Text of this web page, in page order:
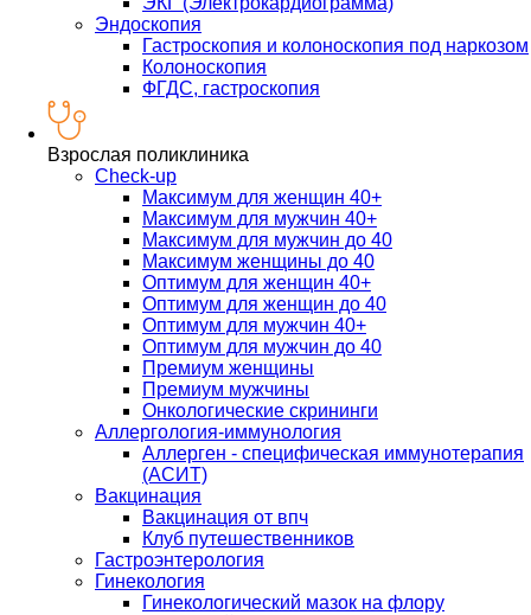
Эндоскопия
Гастроскопия и колоноскопия под наркозом
Колоноскопия
ФГДС, гастроскопия
Взрослая поликлиника
Check-up
Максимум для женщин 40+
Максимум для мужчин 40+
Максимум для мужчин до 40
Максимум женщины до 40
Оптимум для женщин 40+
Оптимум для женщин до 40
Оптимум для мужчин 40+
Оптимум для мужчин до 40
Премиум женщины
Премиум мужчины
Онкологические скрининги
Аллергология-иммунология
Аллерген - специфическая иммунотерапия
(АСИТ)
Вакцинация
Вакцинация от впч
Клуб путешественников
Гастроэнтерология
Гинекология
Гинекологический мазок на флору